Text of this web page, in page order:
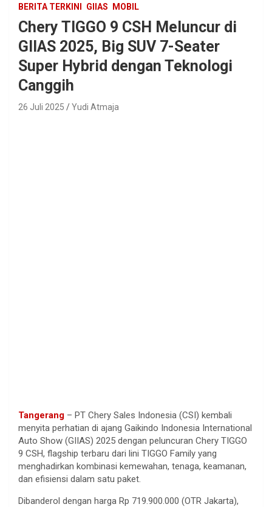
BERITA TERKINI GIIAS MOBIL
Chery TIGGO 9 CSH Meluncur di
GIIAS 2025, Big SUV 7-Seater
Super Hybrid dengan Teknologi
Canggih
26 Juli 2025 Yudi Atmaja
Tangerang – PT Chery Sales Indonesia (CSI) kembali
menyita perhatian di ajang Gaikindo Indonesia International
Auto Show (GIIAS) 2025 dengan peluncuran Chery TIGGO
9 CSH, flagship terbaru dari lini TIGGO Family yang
menghadirkan kombinasi kemewahan, tenaga, keamanan,
dan efisiensi dalam satu paket.
Dibanderol dengan harga Rp 719.900.000 (OTR Jakarta),